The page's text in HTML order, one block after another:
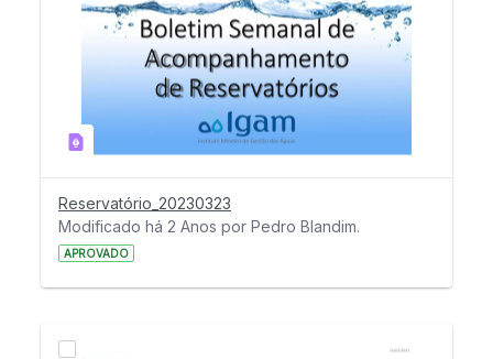
Reservatório_20230323
Modificado há 2 Anos por Pedro Blandim.
APROVADO